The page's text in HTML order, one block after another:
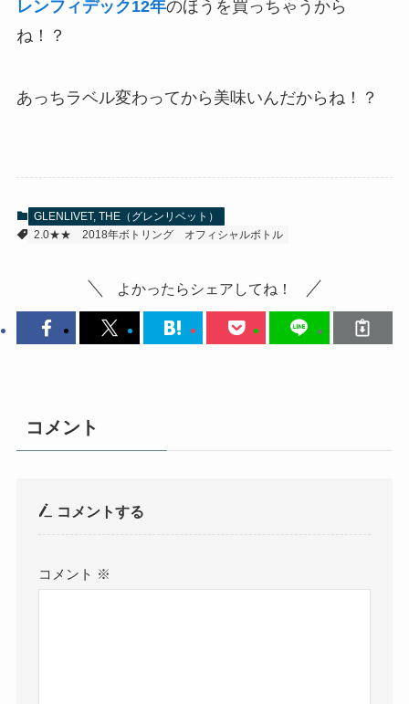
レンフィデック12年のほうを買っちゃうから
ね！？
あっちラベル変わってから美味いんだからね！？
GLENLIVET, THE（グレンリベット）
2.0★★
2018年ボトリング オフィシャルボトル
よかったらシェアしてね！
コメント
コメントする
コメント ※